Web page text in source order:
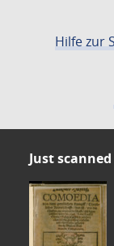
Hilfe zur
Just scanned